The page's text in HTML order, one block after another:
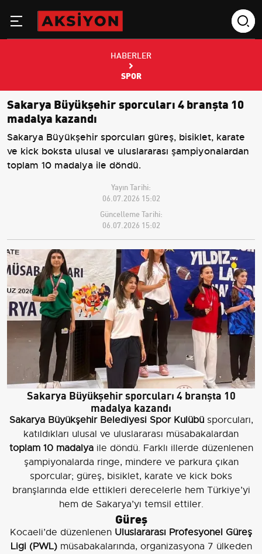
HABERLER
SPOR
Sakarya Büyükşehir sporcuları 4 branşta 10
madalya kazandı
Sakarya Büyükşehir sporcuları güreş, bisiklet, karate
ve kick boksta ulusal ve uluslararası şampiyonalardan
toplam 10 madalya ile döndü.
Yayın Tarihi:
06.07.2026 15:02
Güncelleme Tarihi:
06.07.2026 15:02
Sakarya Büyükşehir sporcuları 4 branşta 10
madalya kazandı
Sakarya Büyükşehir Belediyesi Spor Kulübüsporcuları,
katıldıkları ulusal ve uluslararası müsabakalardan
toplam 10 madalyaile döndü. Farklı illerde düzenlenen
şampiyonalarda ringe, mindere ve parkura çıkan
sporcular; güreş, bisiklet, karate ve kick boks
branşlarında elde ettikleri derecelerle hem Türkiye’yi
hem de Sakarya’yı temsil ettiler.
Güreş
Kocaeli’de düzenlenen Uluslararası Profesyonel Güreş
Ligi (PWL)müsabakalarında, organizasyona 7 ülkeden